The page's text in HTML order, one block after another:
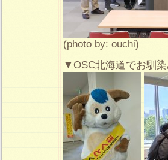
(photo by: ouchi)
▼OSC北海道でお馴